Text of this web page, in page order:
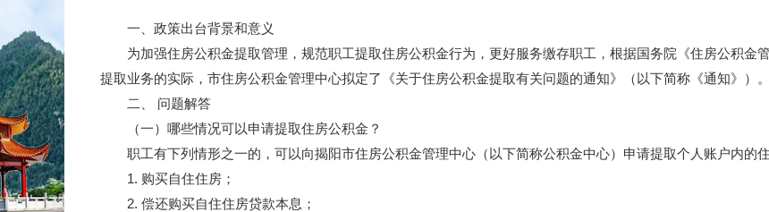
一、政策出台背景和意义
为加强住房公积金提取管理，规范职工提取住房公积金行为，更好服务缴存职工，根据国务院《住房公积金
提取业务的实际，市住房公积金管理中心拟定了《关于住房公积金提取有关问题的通知》（以下简称《通知》）。
二、 问题解答
（一）哪些情况可以申请提取住房公积金？
职工有下列情形之一的，可以向揭阳市住房公积金管理中心（以下简称公积金中心）申请提取个人账户内的住
1. 购买自住住房；
2. 偿还购买自住住房贷款本息；